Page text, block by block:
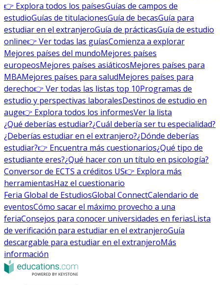
👉 Explora todos los paísesGuías de campos de
estudioGuías de titulacionesGuía de becasGuía para
estudiar en el extranjeroGuía de prácticasGuía de estudio
online👉 Ver todas las guíasComienza a explorar
Mejores países del mundoMejores países
europeosMejores países asiáticosMejores países para
MBAMejores países para saludMejores países para
derecho👉 Ver todas las listas top 10Programas de
estudio y perspectivas laboralesDestinos de estudio en
auge👉 Explora todos los informesVer la lista
¿Qué deberías estudiar?¿Cuál debería ser tu especialidad?
¿Deberías estudiar en el extranjero?¿Dónde deberías
estudiar?👉 Encuentra más cuestionarios¿Qué tipo de
estudiante eres?¿Qué hacer con un título en psicología?
Conversor de ECTS a créditos US👉 Explora más
herramientasHaz el cuestionario
Feria Global de EstudiosGlobal ConnectCalendario de
eventosCómo sacar el máximo provecho a una
feriaConsejos para conocer universidades en feriasLista
de verificación para estudiar en el extranjeroGuía
descargable para estudiar en el extranjeroMás
información